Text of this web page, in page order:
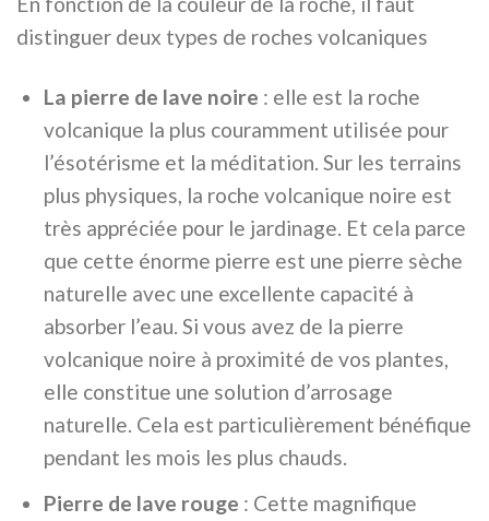
distinguer deux types de roches volcaniques
La pierre de lave noire : elle est la roche
volcanique la plus couramment utilisée pour
l’ésotérisme et la méditation. Sur les terrains
plus physiques, la roche volcanique noire est
très appréciée pour le jardinage. Et cela parce
que cette énorme pierre est une pierre sèche
naturelle avec une excellente capacité à
absorber l’eau. Si vous avez de la pierre
volcanique noire à proximité de vos plantes,
elle constitue une solution d’arrosage
naturelle. Cela est particulièrement bénéfique
pendant les mois les plus chauds.
Pierre de lave rouge : Cette magnifique